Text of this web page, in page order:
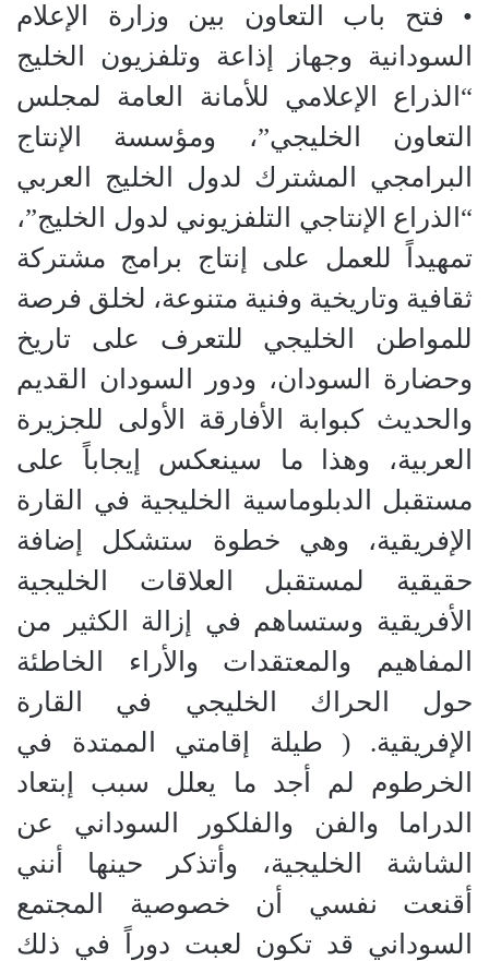
• فتح باب التعاون بين وزارة الإعلام
السودانية وجهاز إذاعة وتلفزيون الخليج
“الذراع الإعلامي للأمانة العامة لمجلس
التعاون الخليجي”، ومؤسسة الإنتاج
البرامجي المشترك لدول الخليج العربي
“الذراع الإنتاجي التلفزيوني لدول الخليج”،
تمهيداً للعمل على إنتاج برامج مشتركة
ثقافية وتاريخية وفنية متنوعة، لخلق فرصة
للمواطن الخليجي للتعرف على تاريخ
وحضارة السودان، ودور السودان القديم
والحديث كبوابة الأفارقة الأولى للجزيرة
العربية، وهذا ما سينعكس إيجاباً على
مستقبل الدبلوماسية الخليجية في القارة
الإفريقية، وهي خطوة ستشكل إضافة
حقيقية لمستقبل العلاقات الخليجية
الأفريقية وستساهم في إزالة الكثير من
المفاهيم والمعتقدات والأراء الخاطئة
حول الحراك الخليجي في القارة
الإفريقية. ( طيلة إقامتي الممتدة في
الخرطوم لم أجد ما يعلل سبب إبتعاد
الدراما والفن والفلكور السوداني عن
الشاشة الخليجية، وأتذكر حينها أنني
أقنعت نفسي أن خصوصية المجتمع
السوداني قد تكون لعبت دوراً في ذلك